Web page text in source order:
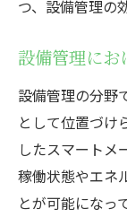
再生
持続
環境
アップ
再生
の強化
つ、設備管理の
設備管理にお
設備管理の分野
として位置づけ
したスマートメ
稼働状態やエネ
とが可能になっ